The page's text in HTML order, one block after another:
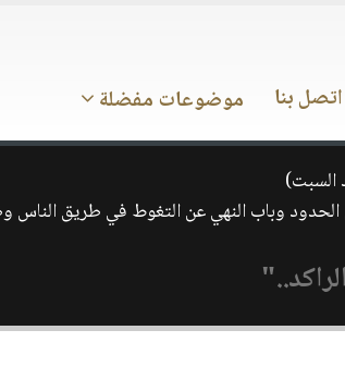
اتصل بنا موضوعات مفضلة
السبت)
الحدود وباب النهي عن التغوط في طريق